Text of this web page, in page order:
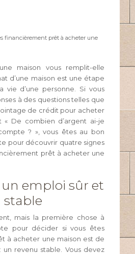
financièrement prêt à acheter une
maison vous remplit-elle
d’une maison est une étape
vie d’une personne. Si vous
à des questions telles que
de crédit pour acheter
« De combien d’argent ai-je
? », vous êtes au bon
pour découvrir quatre signes
prêt à acheter une
un emploi sûr et
stable
mais la première chose à
pour décider si vous êtes
à acheter une maison est de
un revenu stable. Vous devez